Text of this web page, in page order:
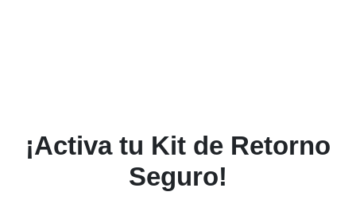
¡Activa tu Kit de Retorno
Seguro!